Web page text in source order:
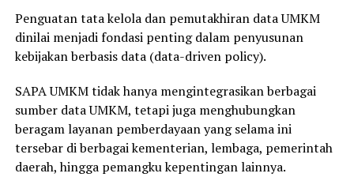
Penguatan tata kelola dan pemutakhiran data UMKM
dinilai menjadi fondasi penting dalam penyusunan
kebijakan berbasis data (data-driven policy).
SAPA UMKM tidak hanya mengintegrasikan berbagai
sumber data UMKM, tetapi juga menghubungkan
beragam layanan pemberdayaan yang selama ini
tersebar di berbagai kementerian, lembaga, pemerintah
daerah, hingga pemangku kepentingan lainnya.